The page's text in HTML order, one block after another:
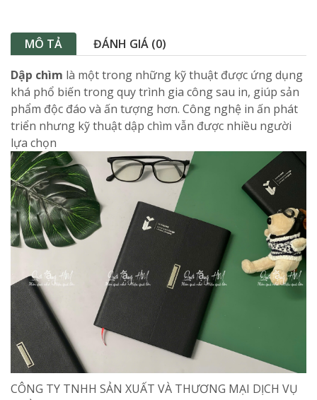
MÔ TẢ
ĐÁNH GIÁ (0)
Dập chìm là một trong những kỹ thuật được ứng dụng
khá phổ biến trong quy trình gia công sau in, giúp sản
phẩm độc đáo và ấn tượng hơn. Công nghệ in ấn phát
triển nhưng kỹ thuật dập chìm vẫn được nhiều người
lựa chọn
CÔNG TY TNHH SẢN XUẤT VÀ THƯƠNG MẠI DỊCH VỤ